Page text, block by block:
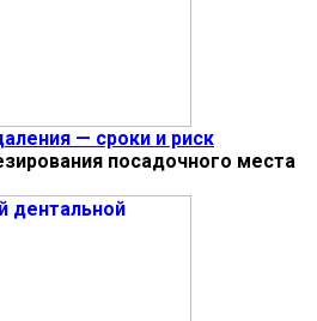
— сроки и риск
посадочного места